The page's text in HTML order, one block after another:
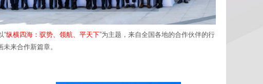
“纵横四海：驭势、领航、平天下”为主题，来自全国各地的合作伙伴的行
来合作新篇章。